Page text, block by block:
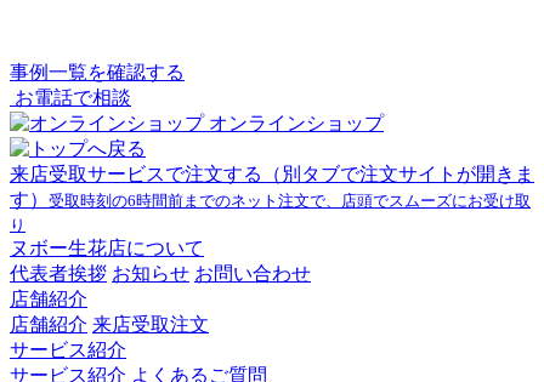
事例一覧を確認する
お電話で相談
オンラインショップ
来店受取サービスで注文する
（別タブで注文サイトが開きま
す） 受取時刻の6時間前までのネット注文で、店頭でスムーズにお受け取
り
ヌボー生花店について
代表者挨拶 お知らせ お問い合わせ
店舗紹介
店舗紹介 来店受取注文
サービス紹介
サービス紹介 よくあるご質問